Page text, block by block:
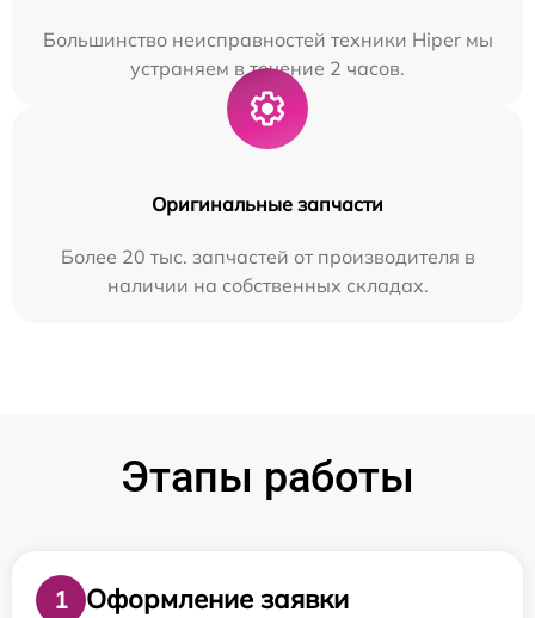
Большинство неисправностей техники Hiper мы
устраняем в течение 2 часов.
Оригинальные запчасти
Более 20 тыс. запчастей от производителя в
наличии на собственных складах.
Этапы работы
1
Оформление заявки